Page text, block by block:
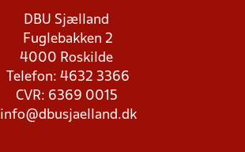
DBU Sjælland
Fuglebakken 2
4000 Roskilde
Telefon: 4632 3366
CVR: 6369 0015
info@dbusjaelland.dk